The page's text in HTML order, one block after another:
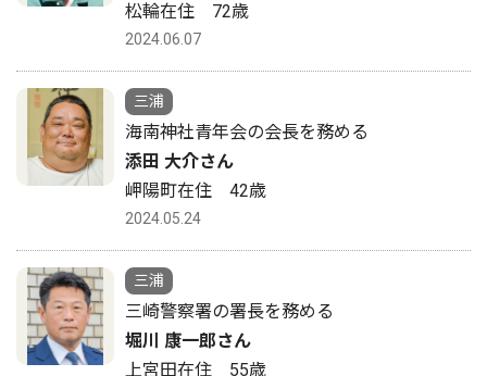
松輪在住 72歳
2024.06.07
三浦
海南神社青年会の会長を務める
添田 大介さん
岬陽町在住 42歳
2024.05.24
三浦
三崎警察署の署長を務める
堀川 康一郎さん
上宮田在住 55歳